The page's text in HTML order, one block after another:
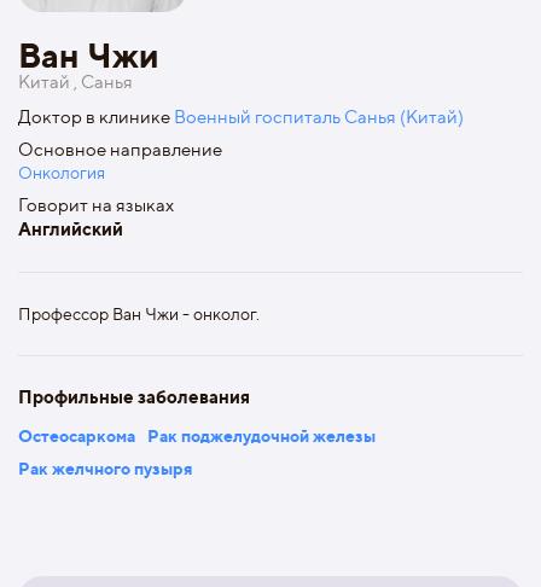
Ван Чжи
Китай , Санья
Доктор в клинике Военный госпиталь Санья (Китай)
Основное направление
Онкология
Говорит на языках
Английский
Профессор Ван Чжи - онколог.
Профильные заболевания
Остеосаркома
Рак поджелудочной железы
Рак желчного пузыря